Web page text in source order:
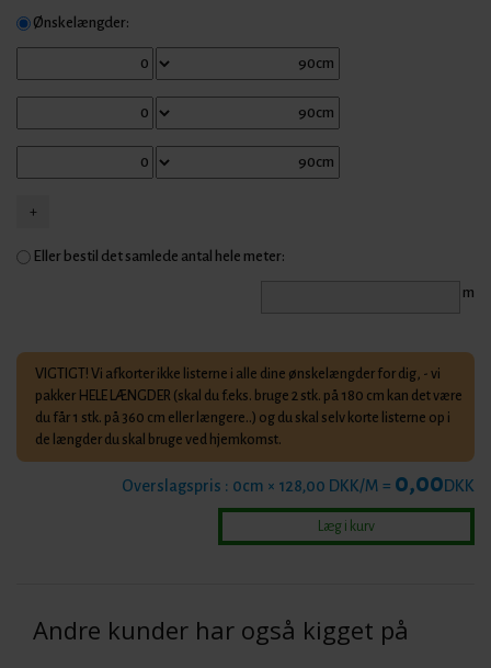
Ønskelængder:
Eller bestil det samlede antal hele meter:
m
VIGTIGT! Vi afkorter ikke listerne i alle dine ønskelængder for dig, - vi
pakker HELE LÆNGDER (skal du f.eks. bruge 2 stk. på 180 cm kan det være
du får 1 stk. på 360 cm eller længere..) og du skal selv korte listerne op i
de længder du skal bruge ved hjemkomst.
Overslagspris : 0cm × 128,00 DKK/M = 0,00DKK
Andre kunder har også kigget på